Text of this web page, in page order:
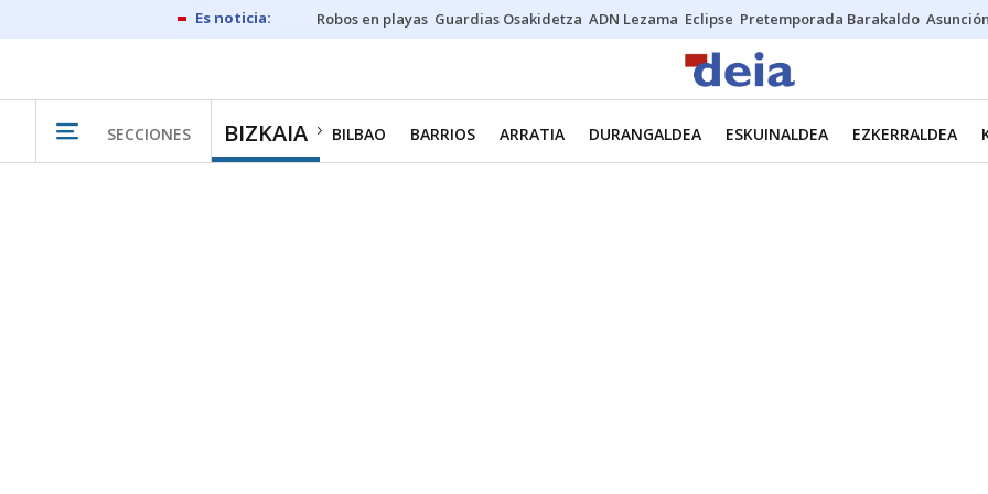
Robos en playas Guardias Osakidetza ADN Lezama Eclipse Pretemporada Barakaldo
SECCIONES BIZKAIA BILBAO BARRIOS ARRATIA DURANGALDEA ESKUINALDEA EZKERRALDEA